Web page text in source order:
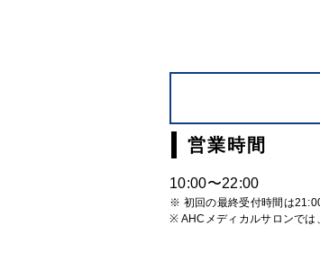
営業時間
10:00〜22:00
※ 初回の最終受付時間は
※ AHCメディカルサロンでは